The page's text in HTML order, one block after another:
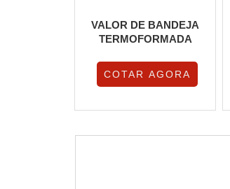
VALOR DE BANDEJA
TERMOFORMADA
COTAR AGORA